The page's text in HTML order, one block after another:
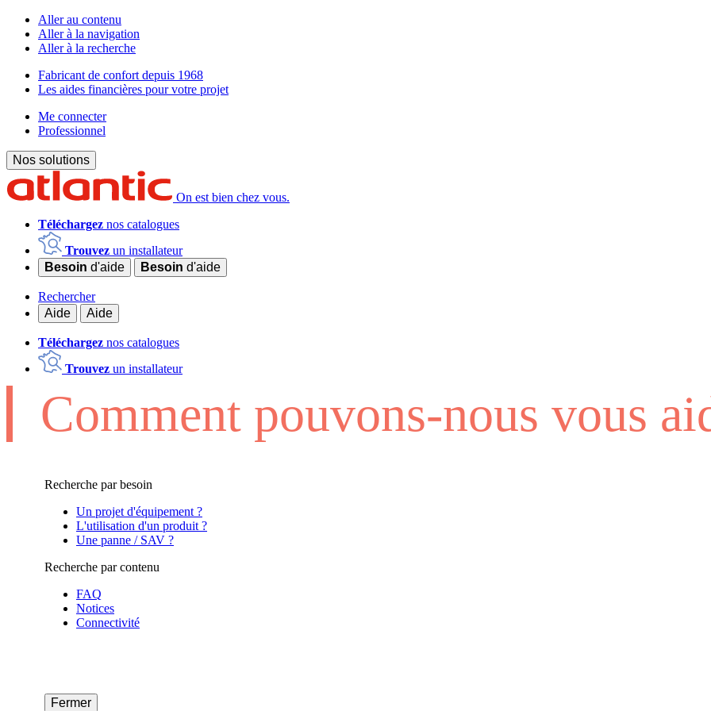
Aller au contenu
Aller à la navigation
Aller à la recherche
Fabricant de confort depuis 1968
Les aides financières pour votre projet
Me connecter
Professionnel
Nos solutions
On est bien chez vous.
Téléchargez nos catalogues
Trouvez un installateur
Besoin d'aide Besoin d'aide
Rechercher
Aide
Aide
Téléchargez nos catalogues
Trouvez un installateur
Comment pouvons-nous vous
Recherche par besoin
Un projet d'équipement ?
L'utilisation d'un produit ?
Une panne / SAV ?
Recherche par contenu
FAQ
Notices
Connectivité
Fermer